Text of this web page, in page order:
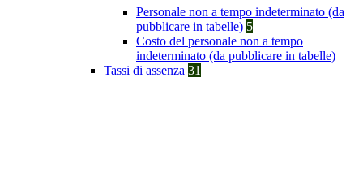
Personale non a tempo indeterminato (da
pubblicare in tabelle) 5
Costo del personale non a tempo
indeterminato (da pubblicare in tabelle)
Tassi di assenza 31